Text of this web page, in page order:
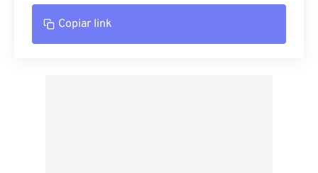
Copiar link